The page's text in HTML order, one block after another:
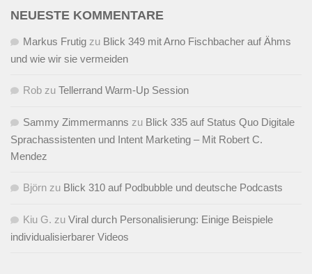
NEUESTE KOMMENTARE
Markus Frutig zu Blick 349 mit Arno Fischbacher auf Ähms
und wie wir sie vermeiden
Rob zu Tellerrand Warm-Up Session
Sammy Zimmermanns zu Blick 335 auf Status Quo Digitale
Sprachassistenten und Intent Marketing – Mit Robert C.
Mendez
Björn zu Blick 310 auf Podbubble und deutsche Podcasts
Kiu G. zu Viral durch Personalisierung: Einige Beispiele
individualisierbarer Videos